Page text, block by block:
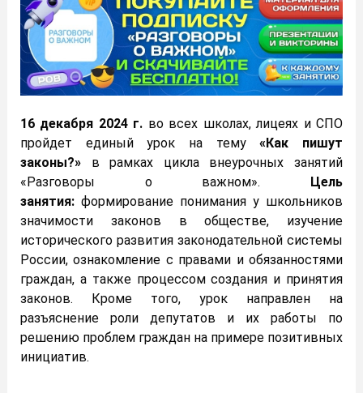
16 декабря 2024 г. во всех школах, лицеях и СПО
пройдет единый урок на тему«Как пишут
законы?» в рамках цикла внеурочных занятий
«Разговоры о важном».
Цель
занятия: формирование понимания у школьников
значимости законов в обществе, изучение
исторического развития законодательной системы
России, ознакомление с правами и обязанностями
граждан, а также процессом создания и принятия
законов. Кроме того, урок направлен на
разъяснение роли депутатов и их работы по
решению проблем граждан на примере позитивных
инициатив.